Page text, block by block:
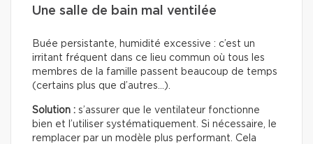
Une salle de bain mal ventilée
Buée persistante, humidité excessive : c’est un
irritant fréquent dans ce lieu commun où tous les
membres de la famille passent beaucoup de temps
(certains plus que d’autres…).
Solution : s’assurer que le ventilateur fonctionne
bien et l’utiliser systématiquement. Si nécessaire, le
remplacer par un modèle plus performant. Cela